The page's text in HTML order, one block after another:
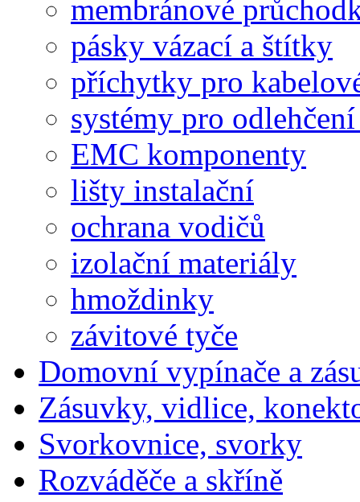
membránové
pásky vázací a štítky
příchytky pro
systémy pro
EMC komponenty
lišty instalační
ochrana vodičů
izolační materiály
hmoždinky
závitové tyče
Domovní vypínače a
Zásuvky, vidlice,
Svorkovnice, svorky
Rozváděče a skříně